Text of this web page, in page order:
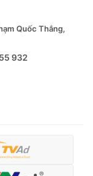
Quốc Thắng,
932